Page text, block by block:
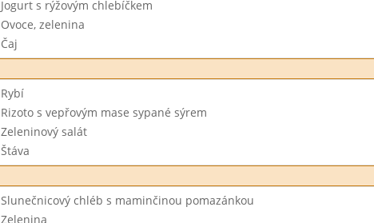
Jogurt s rýžovým chlebíčkem
Ovoce, zelenina
Čaj
Rybí
Rizoto s vepřovým mase sypané sýrem
Zeleninový salát
Štáva
Slunečnicový chléb s maminčinou pomazánkou
Zelenina